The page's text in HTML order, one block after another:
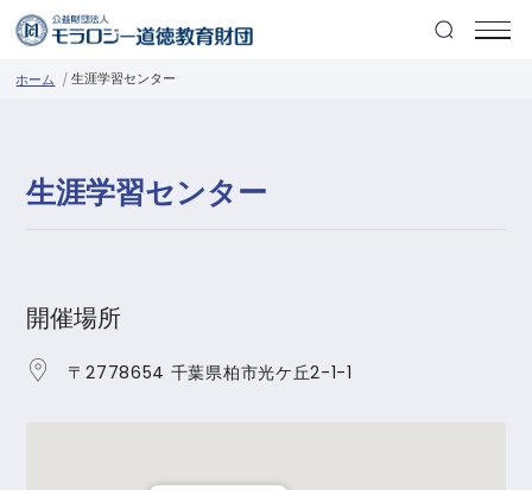
ホーム 生涯学習センター
生涯学習センター
開催場所
〒2778654 千葉県柏市光ケ丘2-1-1